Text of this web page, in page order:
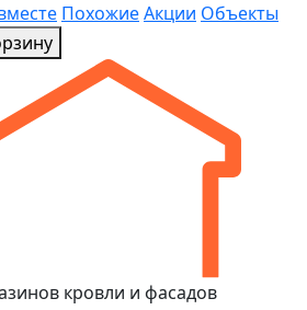
ПохожиеАкции Объекты
кровли и фасадов